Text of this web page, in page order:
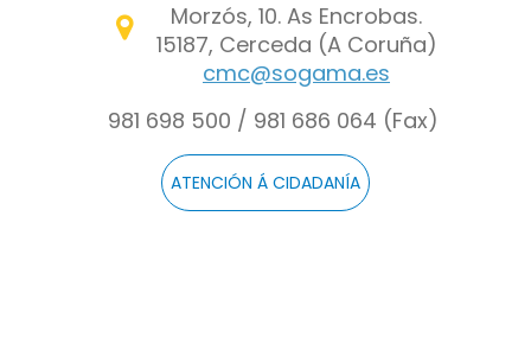
Morzós, 10. As Encrobas.
15187, Cerceda (A Coruña)
cmc@sogama.es
981 698 500 / 981 686 064 (Fax)
ATENCIÓN Á CIDADANÍA